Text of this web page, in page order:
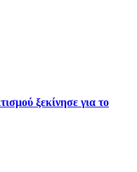
ξεκίνησε για το